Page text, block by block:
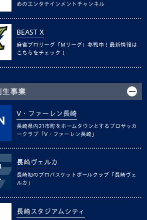
めのエンタテインメントチャンネル
BEAST X
麻雀プロリーグ「Mリーグ」参戦中！最新情報は
こちらをチェック！
生事業
V・ファーレン長崎
長崎県内21市町をホームタウンとするプロサッカ
ークラブ「V・ファーレン長崎」
長崎ヴェルカ
長崎初のプロバスケットボールクラブ「長崎ヴェ
ルカ」
長崎スタジアムシティ